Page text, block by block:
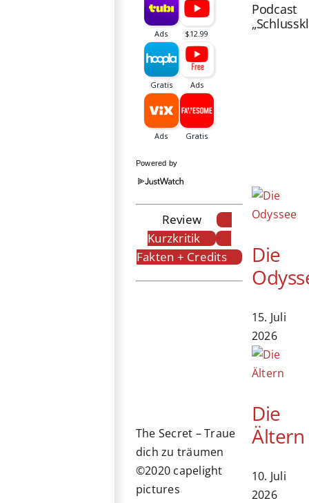
Powered by
Review
Kurzkritik
Fakten + Credits
The Secret – Traue
dich zu träumen
©2020 capelight
pictures
Podcast
Die
15. Juli
2026
Die
Ältern
10. Juli
2026